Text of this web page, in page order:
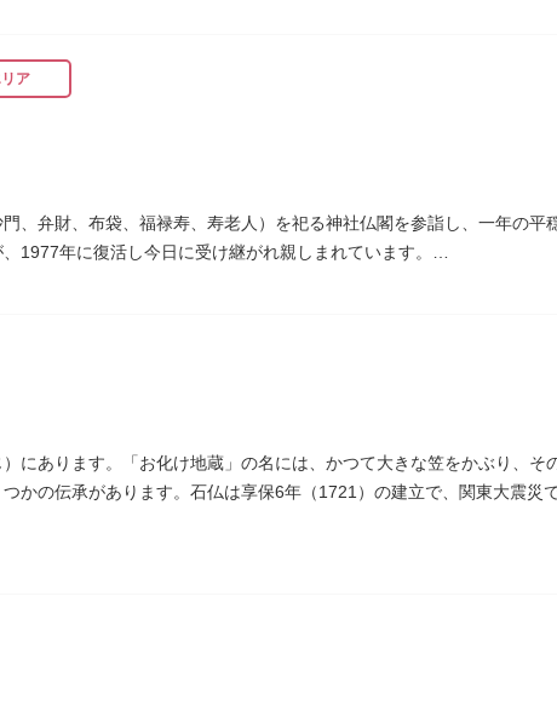
ア
、弁財、布袋、福禄寿、寿老人）を祀る神社仏閣を参詣し、一年の平
1977年に復活し今日に受け継がれ親しまれています。
つ故事に由来しているそうです。福笹に各社寺の福絵馬をつけ、色紙
、観音様の境内を中心として広く各所に名所・旧跡があります。七福
てはいかがでしょうか。
徳と心の安らぎを与えてくれることでしょう。
にあります。「お化け地蔵」の名には、かつて大きな笠をかぶり、そ
かの伝承があります。石仏は享保6年（1721）の建立で、関東大震災